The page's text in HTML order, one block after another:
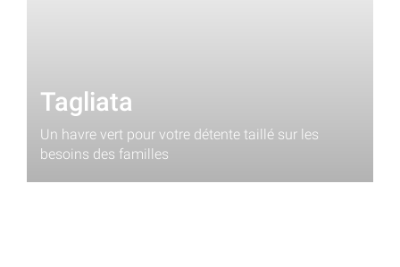
Tagliata
Un havre vert pour votre détente taillé sur les
besoins des familles